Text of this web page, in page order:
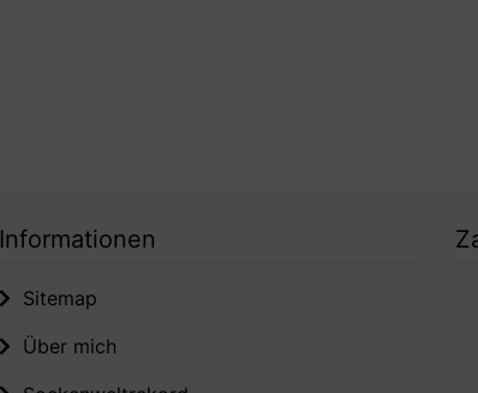
Informationen
Sitemap
Über mich